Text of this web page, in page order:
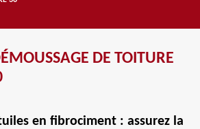
DE TOITURE
en fibrociment : assurez la